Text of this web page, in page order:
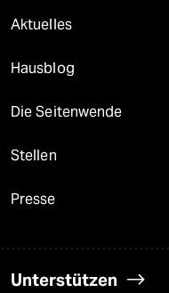
Aktuelles
Hausblog
Die Seitenwende
Stellen
Presse
Unterstützen